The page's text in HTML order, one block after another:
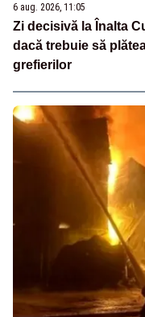
6 aug. 2026, 11:05
Zi decisivă la Înalta
dacă trebuie să
grefierilor